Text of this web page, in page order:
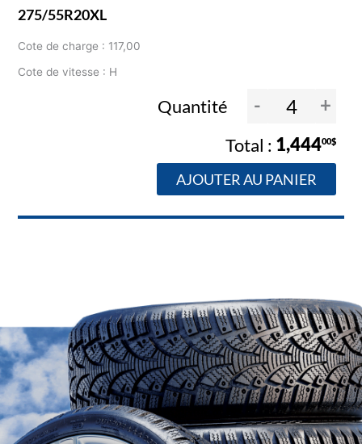
275/55R20XL
Cote de charge : 117,00
Cote de vitesse : H
Quantité - +
1,44400$
AJOUTER AU PANIER